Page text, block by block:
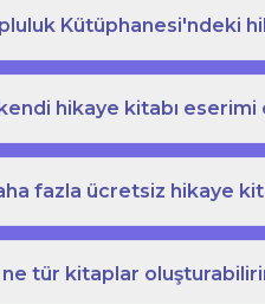
Kütüphanesi'ndeki
hikaye kitabı eserimi
fazla ücretsiz hikaye
tür kitaplar